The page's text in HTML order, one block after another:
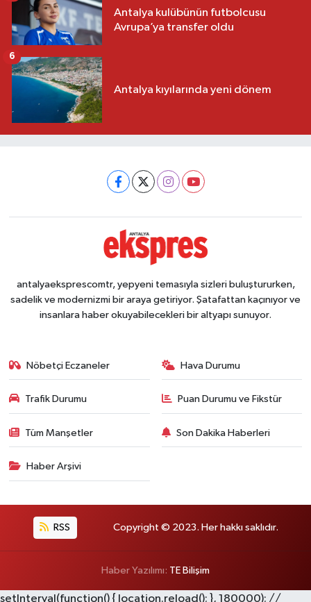
Antalya kulübünün futbolcusu
Avrupa’ya transfer oldu
Antalya kıyılarında yeni dönem
6
antalyaeksprescomtr, yepyeni temasıyla sizleri buluştururken,
sadelik ve modernizmi bir araya getiriyor. Şatafattan kaçınıyor ve
insanlara haber okuyabilecekleri bir altyapı sunuyor.
Nöbetçi Eczaneler Hava Durumu
Trafik Durumu Puan Durumu ve Fikstür
Tüm Manşetler Son Dakika Haberleri
Haber Arşivi
RSS Copyright © 2023. Her hakkı saklıdır.
Haber Yazılımı: TE Bilişim
setInterval(function() { location.reload(); }, 180000); //